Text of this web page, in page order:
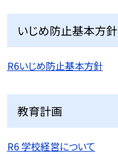
いじめ防止基本方針
R6いじめ防止基本方針
教育計画
R6 学校経営について